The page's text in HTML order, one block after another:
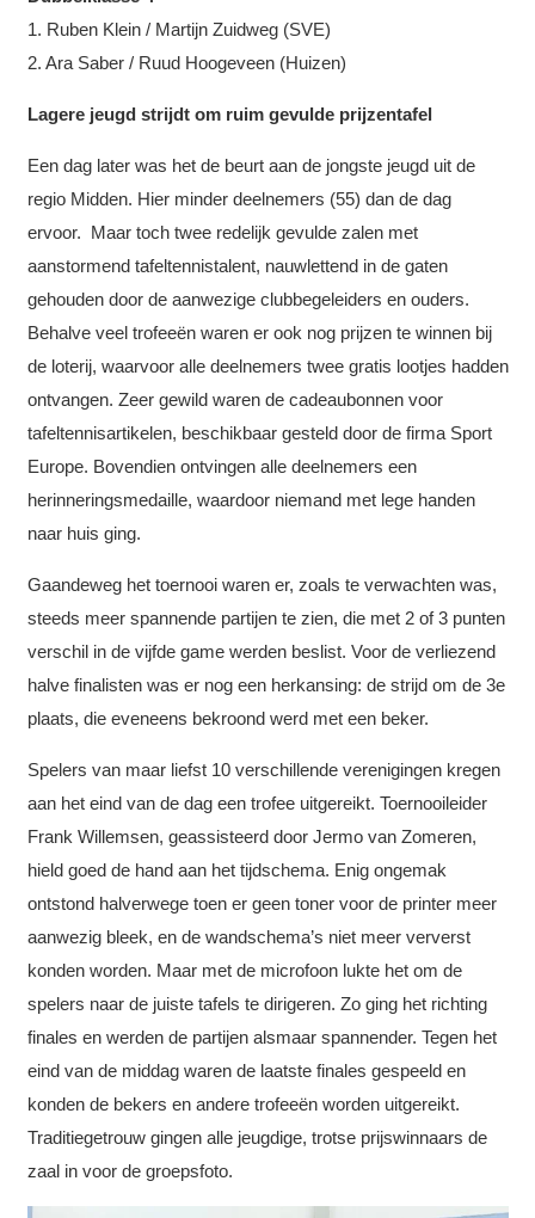
1. Ruben Klein / Martijn Zuidweg (SVE)
2. Ara Saber / Ruud Hoogeveen (Huizen)
Lagere jeugd strijdt om ruim gevulde prijzentafel
Een dag later was het de beurt aan de jongste jeugd uit de
regio Midden. Hier minder deelnemers (55) dan de dag
ervoor. Maar toch twee redelijk gevulde zalen met
aanstormend tafeltennistalent, nauwlettend in de gaten
gehouden door de aanwezige clubbegeleiders en ouders.
Behalve veel trofeeën waren er ook nog prijzen te winnen bij
de loterij, waarvoor alle deelnemers twee gratis lootjes hadden
ontvangen. Zeer gewild waren de cadeaubonnen voor
tafeltennisartikelen, beschikbaar gesteld door de firma Sport
Europe. Bovendien ontvingen alle deelnemers een
herinneringsmedaille, waardoor niemand met lege handen
naar huis ging.
Gaandeweg het toernooi waren er, zoals te verwachten was,
steeds meer spannende partijen te zien, die met 2 of 3 punten
verschil in de vijfde game werden beslist. Voor de verliezend
halve finalisten was er nog een herkansing: de strijd om de 3e
plaats, die eveneens bekroond werd met een beker.
Spelers van maar liefst 10 verschillende verenigingen kregen
aan het eind van de dag een trofee uitgereikt. Toernooileider
Frank Willemsen, geassisteerd door Jermo van Zomeren,
hield goed de hand aan het tijdschema. Enig ongemak
ontstond halverwege toen er geen toner voor de printer meer
aanwezig bleek, en de wandschema’s niet meer ververst
konden worden. Maar met de microfoon lukte het om de
spelers naar de juiste tafels te dirigeren. Zo ging het richting
finales en werden de partijen alsmaar spannender. Tegen het
eind van de middag waren de laatste finales gespeeld en
konden de bekers en andere trofeeën worden uitgereikt.
Traditiegetrouw gingen alle jeugdige, trotse prijswinnaars de
zaal in voor de groepsfoto.